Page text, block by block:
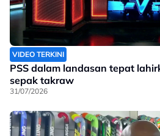
VIDEO TERKINI
PSS dalam landasan tepat
sepak takraw
31/07/2026